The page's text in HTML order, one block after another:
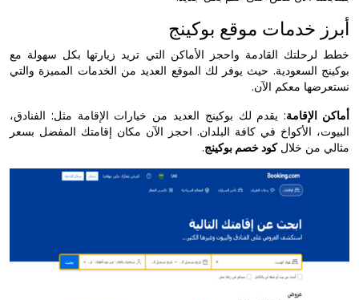
أبرز خدمات موقع بوكينج
خطط لرحلتك القادمة واحجز الأماكن التي تريد زيارتها بكل سهولة مع
بوكينج السعودية. حيث يوفر لك الموقع العديد من الخدمات المميزة والتي
نستعرضها معكم الآن.
أماكن الإقامة: يقدم لك بوكينج العديد من خيارات الإقامة مثل: الفنادق،
البيوت، الأكواخ في كافة البلدان. احجز الآن مكان إقامتك المفضل بسعر
مثالي من خلالكود خصم بوكينج.